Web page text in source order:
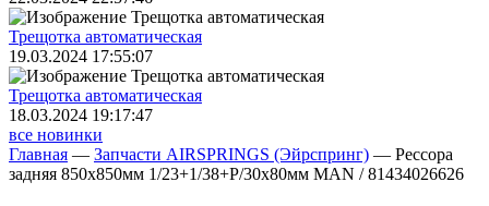
Трещoтка автоматическая
19.03.2024 17:55:07
Трещoтка автоматическая
18.03.2024 19:17:47
все новинки
Главная — Запчасти AIRSPRINGS (Эйрспринг) — Рессора
задняя 850x850мм 1/23+1/38+P/30x80мм MAN / 81434026626